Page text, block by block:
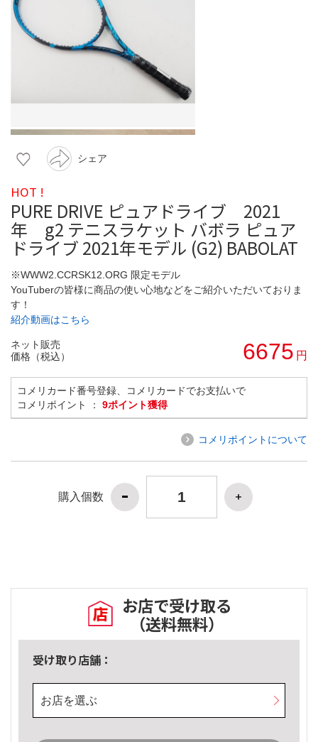
シェア
HOT !
PURE DRIVE ピュアドライブ 2021
年 g2 テニスラケット バボラ ピュア
ドライブ 2021年モデル (G2) BABOLAT
※WWW2.CCRSK12.ORG 限定モデル
YouTuberの皆様に商品の使い心地などをご紹介いただいておりま
す！
紹介動画はこちら
ネット販売
価格（税込）
6675 円
コメリカード番号登録、コメリカードでお支払いで
コメリポイント ： 9ポイント獲得
コメリポイントについて
購入個数
お店で受け取る
（送料無料）
受け取り店舗：
お店を選ぶ